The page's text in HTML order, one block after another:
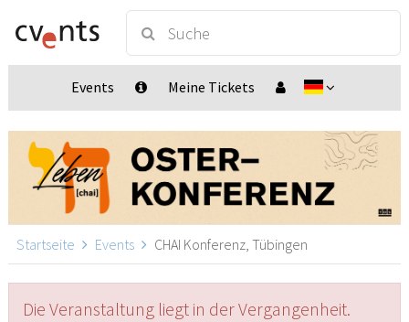
Events Meine Tickets
Startseite Events CHAI Konferenz, Tübingen
Die Veranstaltung liegt in der Vergangenheit.